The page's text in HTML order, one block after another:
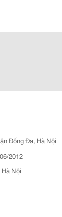
Đống Đa, Hà Nội
2012
Nội